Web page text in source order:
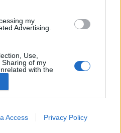
my
Advertising.
Use,
of my
with the
collected.
Access Privacy Policy